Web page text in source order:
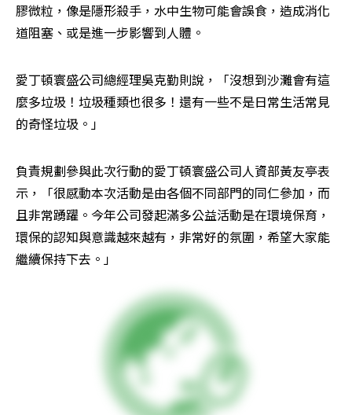
膠微粒，像是隱形殺手，水中生物可能會誤食，造成消化
道阻塞、或是進一步影響到人體。
愛丁頓寰盛公司總經理吳克勤則說，「沒想到沙灘會有這
麼多垃圾！垃圾種類也很多！還有一些不是日常生活常見
的奇怪垃圾。」
負責規劃參與此次行動的愛丁頓寰盛公司人資部黃友亭表
示，「很感動本次活動是由各個不同部門的同仁參加，而
且非常踴躍。今年公司發起滿多公益活動是在環境保育，
環保的認知與意識越來越有，非常好的氛圍，希望大家能
繼續保持下去。」